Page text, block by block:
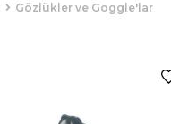
Gözlükler ve Goggle'lar